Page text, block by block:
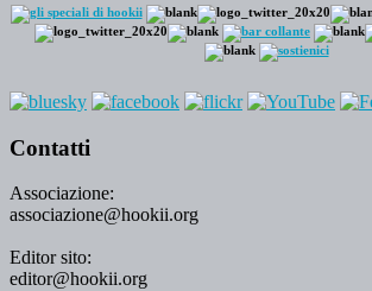
Contatti
Associazione:
associazione@hookii.org
Editor sito:
editor@hookii.org